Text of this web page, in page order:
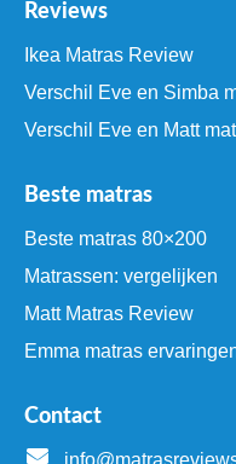
Reviews
Ikea Matras Review
Verschil Eve en Simba
Verschil Eve en Matt
Beste matras
Beste matras 80×200
Matrassen: vergelijken
Matt Matras Review
Emma matras
Contact